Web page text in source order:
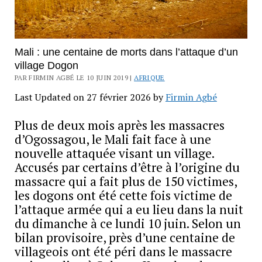
Mali : une centaine de morts dans l’attaque d’un
village Dogon
PAR FIRMIN AGBÉ LE 10 JUIN 2019 | AFRIQUE
Last Updated on 27 février 2026 byFirmin Agbé
Plus de deux mois après les massacres
d’Ogossagou, le Mali fait face à une
nouvelle attaquée visant un village.
Accusés par certains d’être à l’origine du
massacre qui a fait plus de 150 victimes,
les dogons ont été cette fois victime de
l’attaque armée qui a eu lieu dans la nuit
du dimanche à ce lundi 10 juin. Selon un
bilan provisoire, près d’une centaine de
villageois ont été péri dans le massacre